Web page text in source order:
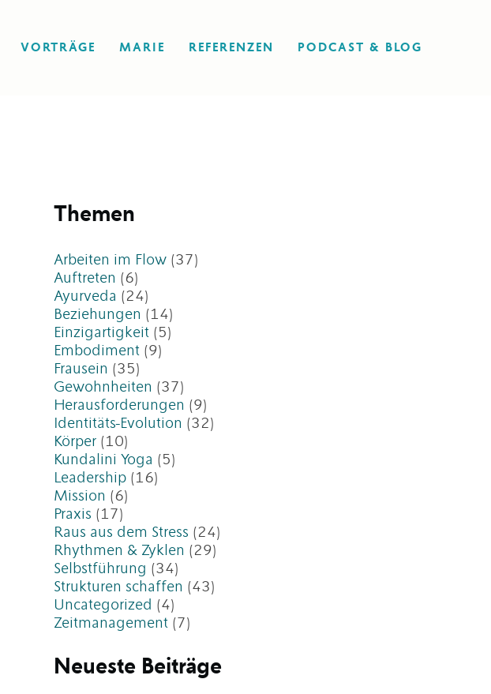
VORTRÄGE MARIE REFERENZEN PODCAST & BLOG
Themen
Arbeiten im Flow(37)
Auftreten (6)
Ayurveda (24)
Beziehungen (14)
Einzigartigkeit(5)
Embodiment(9)
Frausein (35)
Gewohnheiten (37)
Herausforderungen (9)
Identitäts-Evolution (32)
Körper(10)
Kundalini Yoga (5)
Leadership(16)
Mission (6)
Praxis (17)
Raus aus dem Stress (24)
Rhythmen & Zyklen (29)
Selbstführung (34)
Strukturen schaffen (43)
Uncategorized (4)
Zeitmanagement(7)
Neueste Beiträge